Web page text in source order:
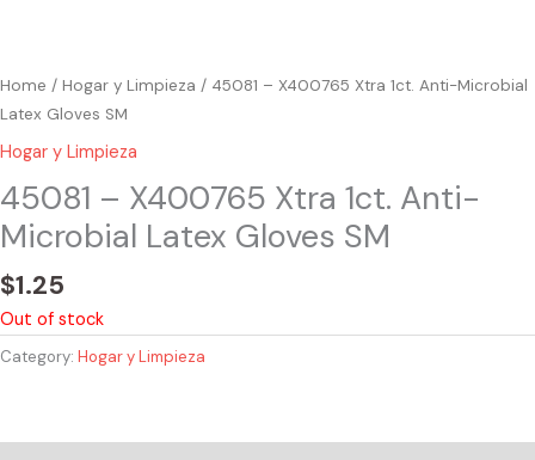
Home / Hogar y Limpieza / 45081 – X400765 Xtra 1ct. Anti-Microbial
Latex Gloves SM
Hogar y Limpieza
45081 – X400765 Xtra 1ct. Anti-
Microbial Latex Gloves SM
$1.25
Out of stock
Category: Hogar y Limpieza